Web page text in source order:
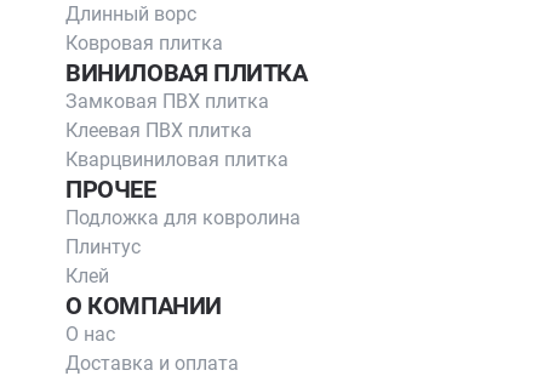
Длинный ворс
Ковровая плитка
ВИНИЛОВАЯ ПЛИТКА
Замковая ПВХ плитка
Клеевая ПВХ плитка
Кварцвиниловая плитка
ПРОЧЕЕ
Подложка для ковролина
Плинтус
Клей
О КОМПАНИИ
О нас
Доставка и оплата